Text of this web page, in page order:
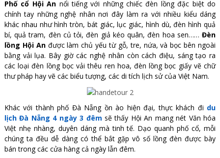
Phố cổ Hội An nổi tiếng với những chiếc đèn lồng đặc biệt do
chính tay những nghệ nhân nơi đây làm ra với nhiều kiểu dáng
khác nhau như hình tròn, bát giác, lục giác, hình dù, đèn hình quả
bí, quả tram, đèn củ tỏi, đèn giả kéo quân, đèn hoa sen……Đèn
lồng Hội Anđược làm chủ yếu từ gỗ, tre, nứa, và bọc bên ngoài
bằng vải lụa. Bây giờ các nghệ nhân còn cách điệu, sáng tạo ra
các loại đèn lồng bọc vải thêu ren hoa, đèn lồng bọc giấy vẽ chữ
thư pháp hay vẽ các biểu tượng, các di tích lịch sử của Việt Nam.
Khác với thành phố Đà Nẵng ồn ào hiện đại, thực khách đi du
lịch Đà Nẵng 4 ngày 3 đêm sẽ thấy Hội An mang nét Văn hóa
Việt nhẹ nhàng, duyên dáng mà tinh tế. Dạo quanh phố cổ, mỗi
chúng ta đều dễ dàng có thể bắt gặp vô số lồng đèn được bày
bán trong các cửa hàng cả ngày lẫn đêm.